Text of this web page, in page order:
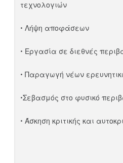
τεχνολογιών
• Λήψη αποφάσεων
• Εργασία σε διεθνές
• Παραγωγή νέων
•Σεβασμός στο φυσικό
• Άσκηση κριτικής και